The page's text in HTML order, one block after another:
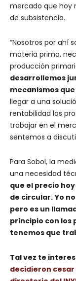
mercado que hoy
de subsistencia.
“Nosotros por ahí
materia prima,
producción
desarrollemos
mecanismos
llegar a una
rentabilidad los
trabajar en el
sentemos a
Para Sobol, la
una necesidad
que el precio
de circular. Yo
pero es un
principio con los
tenemos que
Tal vez te
decidieron